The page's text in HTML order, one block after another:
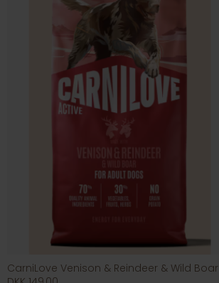
CarniLove Venison & Reindeer & Wild Boar